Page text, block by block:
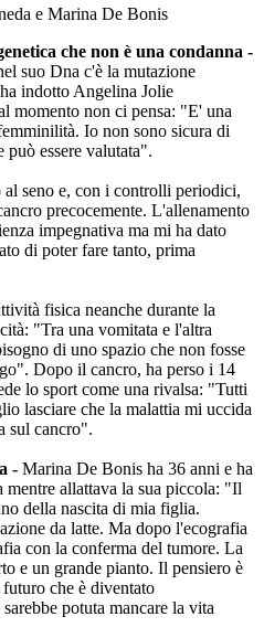
e Marina De Bonis
che non è una condanna -
suo Dna c'è la mutazione
indotto Angelina Jolie
momento non ci pensa: "E' una
Io non sono sicura di
essere valutata".
al seno e, con i controlli periodici,
precocemente. L'allenamento
impegnativa ma mi ha dato
di poter fare tanto, prima
fisica neanche durante la
"Tra una vomitata e l'altra
di uno spazio che non fosse
Dopo il cancro, ha perso i 14
lo sport come una rivalsa: "Tutti
lasciare che la malattia mi uccida
sul cancro".
- Marina De Bonis ha 36 anni e ha
allattava la sua piccola: "Il
della nascita di mia figlia.
da latte. Ma dopo l'ecografia
con la conferma del tumore. La
e un grande pianto. Il pensiero è
che è diventato
potuta mancare la vita